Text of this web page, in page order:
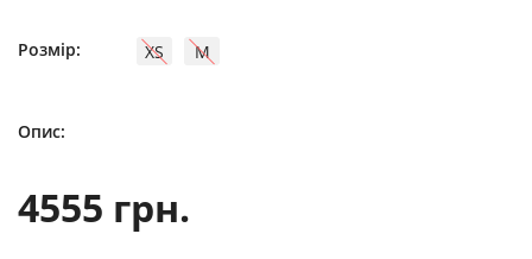
Розмір: XS M
Опис:
4555 грн.